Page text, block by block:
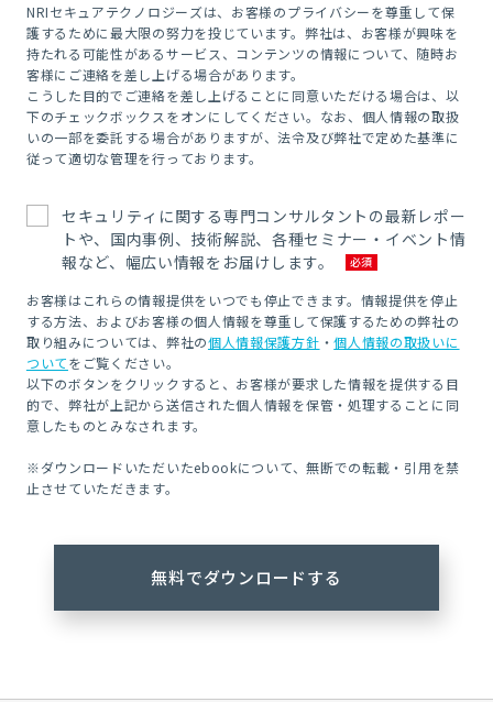
NRIセキュアテクノロジーズは、お客様のプライバシーを尊重して保
護するために最大限の努力を投じています。弊社は、お客様が興味を
持たれる可能性があるサービス、コンテンツの情報について、随時お
客様にご連絡を差し上げる場合があります。
こうした目的でご連絡を差し上げることに同意いただける場合は、以
下のチェックボックスをオンにしてください。なお、個人情報の取扱
いの一部を委託する場合がありますが、法令及び弊社で定めた基準に
従って適切な管理を行っております。
セキュリティに関する専門コンサルタントの最新レポー
トや、国内事例、技術解説、各種セミナー・イベント情
報など、幅広い情報をお届けします。
お客様はこれらの情報提供をいつでも停止できます。情報提供を停止
する方法、およびお客様の個人情報を尊重して保護するための弊社の
取り組みについては、弊社の個人情報保護方針 ・個人情報の取扱いに
ついてをご覧ください。
以下のボタンをクリックすると、お客様が要求した情報を提供する目
的で、弊社が上記から送信された個人情報を保管・処理することに同
意したものとみなされます。
※ダウンロードいただいたebookについて、無断での転載・引用を禁
止させていただきます。